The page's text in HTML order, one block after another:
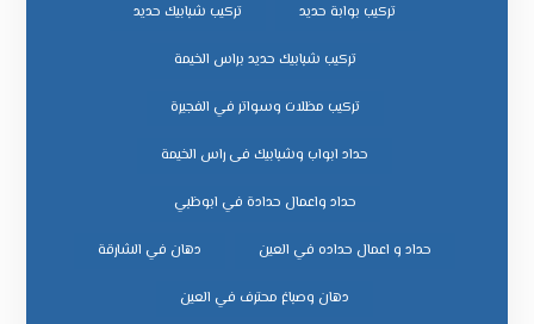
تركيب بوابة حديد تركيب شبابيك حديد
تركيب شبابيك حديد براس الخيمة
تركيب مظلات وسواتر في الفجيرة
حداد ابواب وشبابيك فى راس الخيمة
حداد واعمال حدادة في ابوظبي
حداد و اعمال حداده في العين دهان في الشارقة
دهان وصباغ محترف في العين